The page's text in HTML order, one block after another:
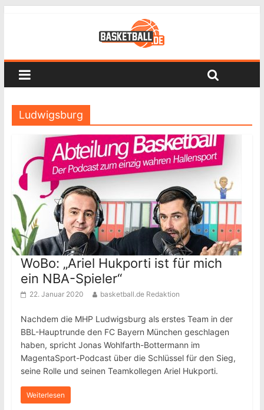
Ludwigsburg
WoBo: „Ariel Hukporti ist für mich
ein NBA-Spieler“
22. Januar 2020 basketball.de Redaktion
Nachdem die MHP Ludwigsburg als erstes Team in der
BBL-Hauptrunde den FC Bayern München geschlagen
haben, spricht Jonas Wohlfarth-Bottermann im
MagentaSport-Podcast über die Schlüssel für den Sieg,
seine Rolle und seinen Teamkollegen Ariel Hukporti.
Weiterlesen